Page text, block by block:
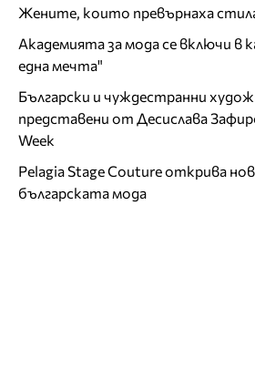
Жените, които превърнаха
Академията за мода се включи в
една мечта"
Български и чуждестранни
представени от Десислава
Week
Pelagia Stage Couture открива
българската мода